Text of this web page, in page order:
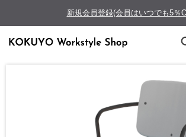
新規会員登録(会員はいつでも5％